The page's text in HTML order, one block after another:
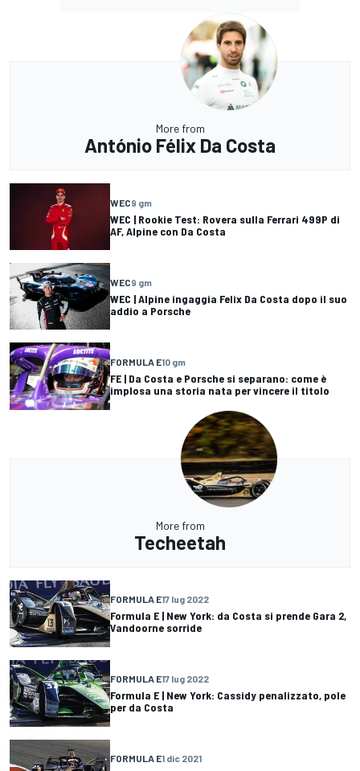
More from
António Félix Da Costa
WEC9 gm
WEC | Rookie Test: Rovera sulla Ferrari 499P di
AF, Alpine con Da Costa
WEC9 gm
WEC | Alpine ingaggia Felix Da Costa dopo il suo
addio a Porsche
FORMULA E10 gm
FE | Da Costa e Porsche si separano: come è
implosa una storia nata per vincere il titolo
More from
Techeetah
FORMULA E17 lug 2022
Formula E | New York: da Costa si prende Gara 2,
Vandoorne sorride
FORMULA E17 lug 2022
Formula E | New York: Cassidy penalizzato, pole
per da Costa
FORMULA E1 dic 2021